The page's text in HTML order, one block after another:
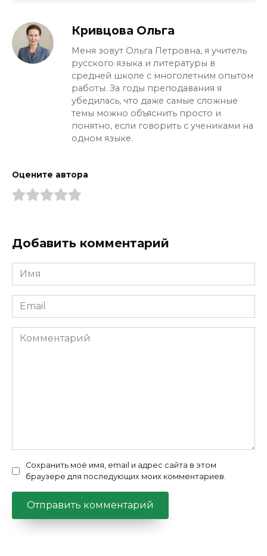
проекта») — нет, это уже панибратство.
Кривцова Ольга
Меня зовут Ольга Петровна, я учитель
русского языка и литературы в
средней школе с многолетним опытом
работы. За годы преподавания я
убедилась, что даже самые сложные
темы можно объяснить просто и
понятно, если говорить с учениками на
одном языке.
Оцените автора
Добавить комментарий
Имя
*
Email
*
Комментарий
Сохранить моё имя, email и адрес сайта в этом
браузере для последующих моих комментариев.